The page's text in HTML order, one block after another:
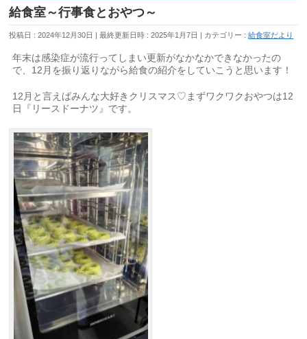
給食室～行事食とおやつ～
投稿日 : 2024年12月30日 最終更新日時 : 2025年1月7日 カテゴリー :給食室だより
年末は感染症が流行ってしまい更新がなかなかできなかったの
で、12月を振り返りながら給食の紹介をしていこうと思います！
12月と言えばみんな大好きクリスマス♡まずワクワクおやつは12
日『リースドーナツ』です。